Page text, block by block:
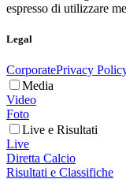
espresso di utilizzare
Legal
CorporatePrivacy
Media
Video
Foto
Live e Risultati
Live
Diretta Calcio
Risultati e Classifiche